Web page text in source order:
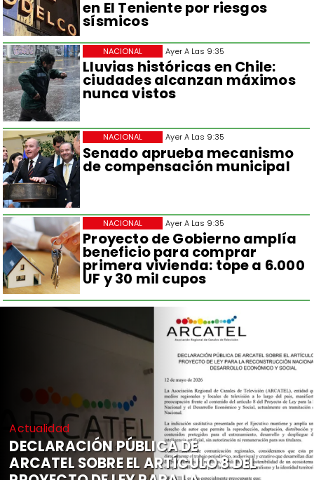
en El Teniente por riesgos
sísmicos
Ayer A Las 9:35
Lluvias históricas en Chile:
ciudades alcanzan máximos
nunca vistos
NACIONAL
Ayer A Las 9:35
Senado aprueba mecanismo
de compensación municipal
NACIONAL
Ayer A Las 9:35
Proyecto de Gobierno amplía
beneficio para comprar
primera vivienda: tope a 6.000
UF y 30 mil cupos
NACIONAL
Actualidad
DECLARACIÓN PÚBLICA DE
ARCATEL SOBRE EL ARTÍCULO 8 DEL